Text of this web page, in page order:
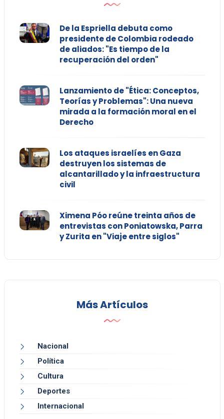
De la Espriella debuta como
presidente de Colombia rodeado
de aliados: "Es tiempo de la
recuperación del orden"
Lanzamiento de "Ética: Conceptos,
Teorías y Problemas": Una nueva
mirada a la formación moral en el
Derecho
Los ataques israelíes en Gaza
destruyen los sistemas de
alcantarillado y la infraestructura
civil
Ximena Póo reúne treinta años de
entrevistas con Poniatowska, Parra
y Zurita en "Viaje entre siglos"
Más Artículos
Nacional
Política
Cultura
Deportes
Internacional